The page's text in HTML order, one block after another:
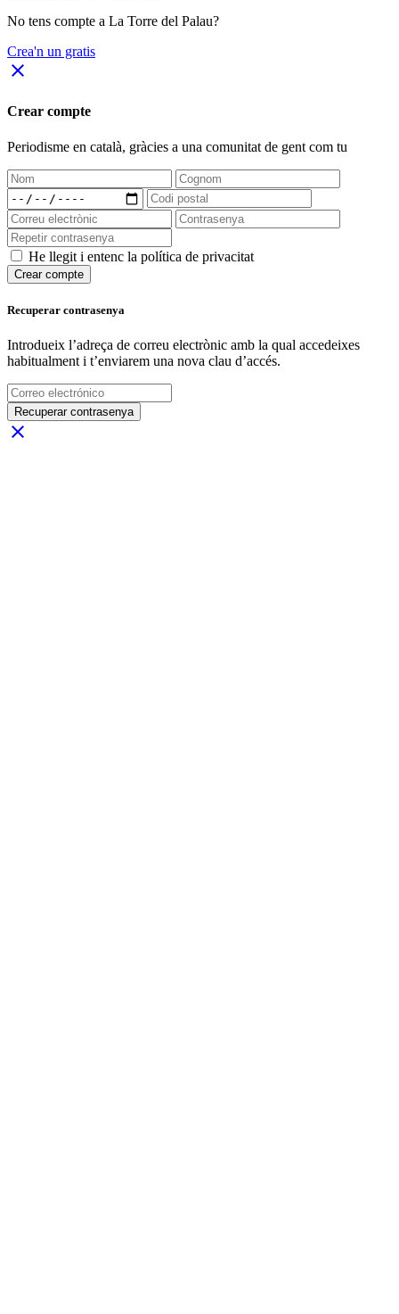
No tens compte a La Torre del Palau?
Crea'n un gratis
close
Crear compte
Periodisme en català, gràcies a una comunitat de gent com tu
He llegit i entenc la política de privacitat
Crear compte
Recuperar contrasenya
Introdueix l’adreça de correu electrònic amb la qual accedeixes
habitualment i t’enviarem una nova clau d’accés.
Recuperar contrasenya
close